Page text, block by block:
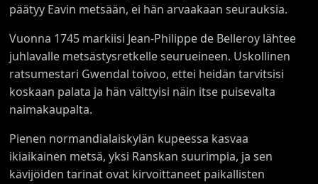
päätyy Eavin metsään, ei hän arvaakaan seurauksia.
Vuonna 1745 markiisi Jean-Philippe de Belleroy lähtee
juhlavalle metsästysretkelle seurueineen. Uskollinen
ratsumestari Gwendal toivoo, ettei heidän tarvitsisi
koskaan palata ja hän välttyisi näin itse puisevalta
naimakaupalta.
Pienen normandialaiskylän kupeessa kasvaa
ikiaikainen metsä, yksi Ranskan suurimpia, ja sen
kävijöiden tarinat ovat kirvoittaneet paikallisten